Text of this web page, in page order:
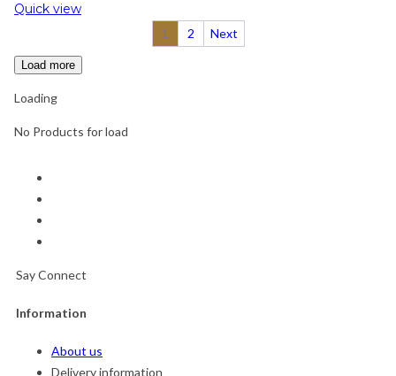
Quick view
1 2 Next
Load more
Loading
No Products for load
Say Connect
Information
About us
Delivery information